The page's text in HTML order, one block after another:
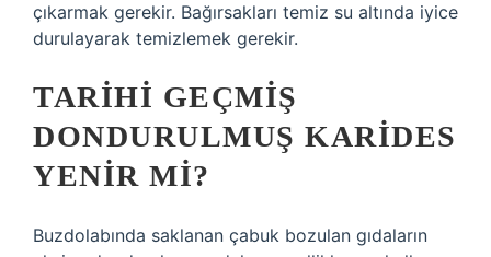
çıkarmak gerekir. Bağırsakları temiz su altında iyice
durulayarak temizlemek gerekir.
TARIHI GEÇMIŞ
DONDURULMUŞ KARIDES
YENIR MI?
Buzdolabında saklanan çabuk bozulan gıdaların